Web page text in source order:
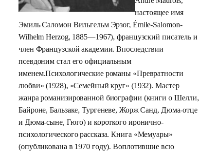
настоящее имя
Эмиль Саломон Вильгельм Эрзог, Émile-Salomon-
Wilhelm Herzog, 1885—1967), французский писатель и
член Французской академии. Впоследствии
псевдоним стал его официальным
именем.Психологические романы «Превратности
любви» (1928), «Семейный круг» (1932). Мастер
жанра романизированной биографии (книги о Шелли,
Байроне, Бальзаке, Тургеневе, Жорж Санд, Дюма-отце
и Дюма-сыне, Гюго) и короткого иронично-
психологического рассказа. Книга «Мемуары»
(опубликована в 1970 году). Воплотившие всю